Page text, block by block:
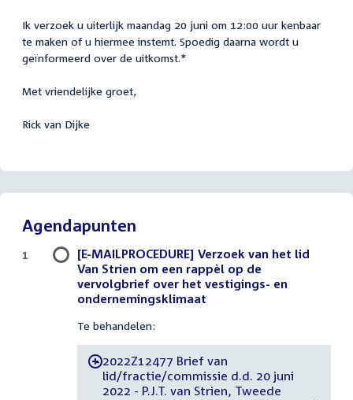
Ik verzoek u uiterlijk maandag 20 juni om 12:00 uur kenbaar
te maken of u hiermee instemt. Spoedig daarna wordt u
geïnformeerd over de uitkomst.*
Met vriendelijke groet,
Rick van Dijke
Agendapunten
[E-MAILPROCEDURE] Verzoek van het lid
Van Strien om een rappèl op de
vervolgbrief over het vestigings- en
ondernemingsklimaat
Te behandelen:
-2022Z12477 Brief van
lid/fractie/commissie d.d. 20 juni
2022 - P.J.T. van Strien, Tweede
1